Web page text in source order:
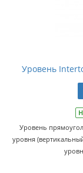
Уровень
Уровень
уровня